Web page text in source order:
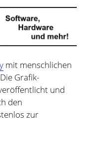
rss
mit menschlichen
Grafik-
und
den
zur